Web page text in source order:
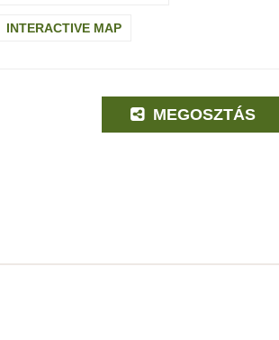
INTERACTIVE MAP
MEGOSZTÁS